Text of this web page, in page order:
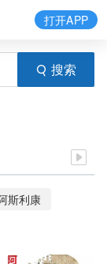
搜索
打开APP
斯利康